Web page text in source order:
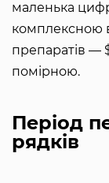
маленька
комплексною
препаратів —
помірною.
Період
рядків